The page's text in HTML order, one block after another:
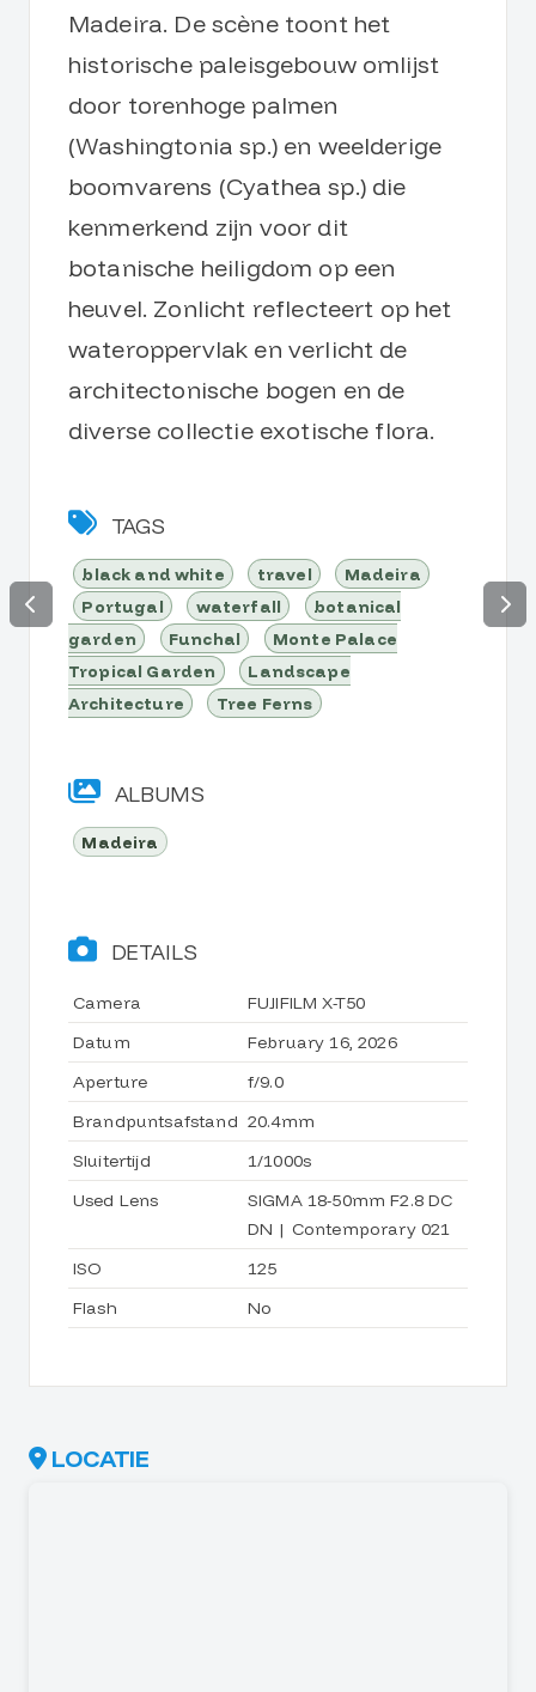
Madeira. De scène toont het
historische paleisgebouw omlijst
door torenhoge palmen
(Washingtonia sp.) en weelderige
boomvarens (Cyathea sp.) die
kenmerkend zijn voor dit
botanische heiligdom op een
heuvel. Zonlicht reflecteert op het
wateroppervlak en verlicht de
architectonische bogen en de
diverse collectie exotische flora.
TAGS
black and white travel
Madeira
Portugal
waterfall
botanical
garden
Funchal
Monte Palace
Tropical Garden
Landscape
Architecture
Tree Ferns
ALBUMS
Madeira
DETAILS
Camera
FUJIFILM X-T50
Datum
February 16, 2026
Aperture
f/9.0
Brandpuntsafstand 20.4mm
Sluitertijd
1/1000s
Used Lens
SIGMA 18-50mm F2.8 DC
DN | Contemporary 021
ISO
125
Flash
No
LOCATIE